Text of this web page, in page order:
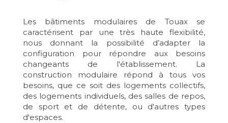
Les bâtiments modulaires de Touax se
caractérisent par une très haute flexibilité,
nous donnant la possibilité d’adapter la
configuration pour répondre aux besoins
changeants de l'établissement. La
construction modulaire répond à tous vos
besoins, que ce soit des logements collectifs,
des logements individuels, des salles de repos,
de sport et de détente, ou d'autres types
d'espaces.